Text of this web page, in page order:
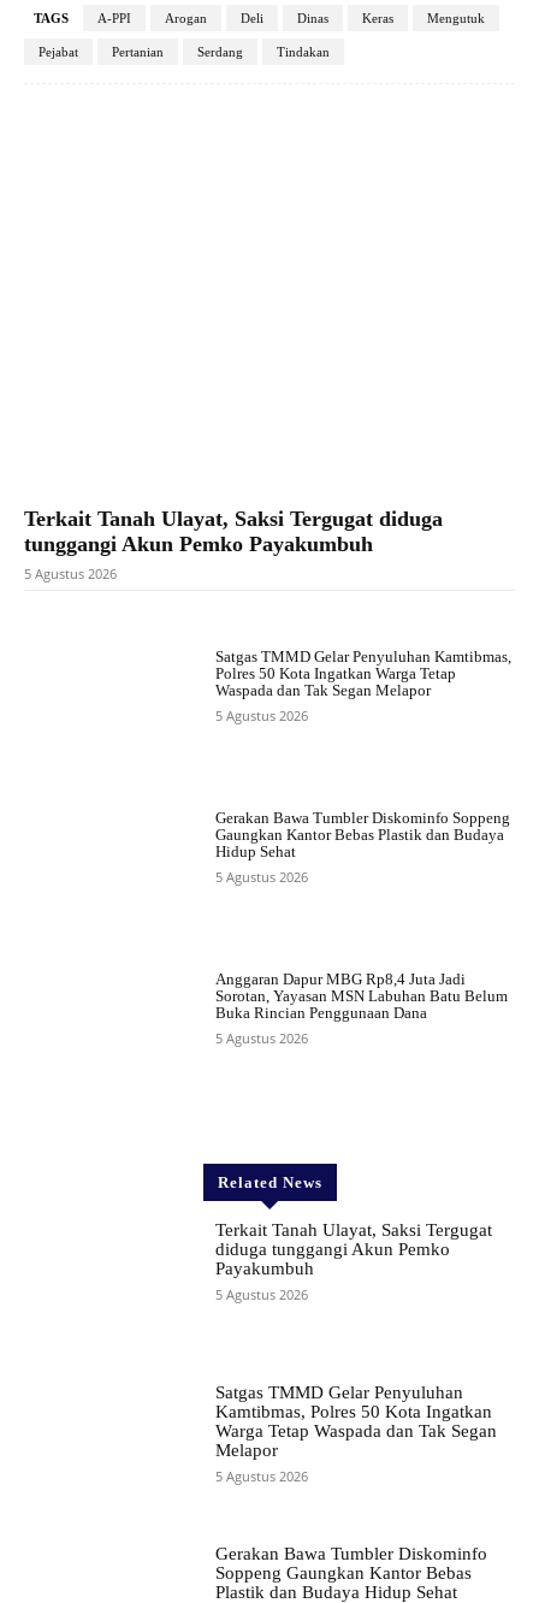
TAGS A-PPI Arogan Deli Dinas Keras Mengutuk
Pejabat Pertanian Serdang Tindakan
Terkait Tanah Ulayat, Saksi Tergugat diduga
tunggangi Akun Pemko Payakumbuh
5 Agustus 2026
Satgas TMMD Gelar Penyuluhan Kamtibmas,
Polres 50 Kota Ingatkan Warga Tetap
Waspada dan Tak Segan Melapor
5 Agustus 2026
Gerakan Bawa Tumbler Diskominfo Soppeng
Gaungkan Kantor Bebas Plastik dan Budaya
Hidup Sehat
5 Agustus 2026
Anggaran Dapur MBG Rp8,4 Juta Jadi
Sorotan, Yayasan MSN Labuhan Batu Belum
Buka Rincian Penggunaan Dana
5 Agustus 2026
Related News
Terkait Tanah Ulayat, Saksi Tergugat
diduga tunggangi Akun Pemko
Payakumbuh
5 Agustus 2026
Satgas TMMD Gelar Penyuluhan
Kamtibmas, Polres 50 Kota Ingatkan
Warga Tetap Waspada dan Tak Segan
Melapor
5 Agustus 2026
Gerakan Bawa Tumbler Diskominfo
Soppeng Gaungkan Kantor Bebas
Plastik dan Budaya Hidup Sehat